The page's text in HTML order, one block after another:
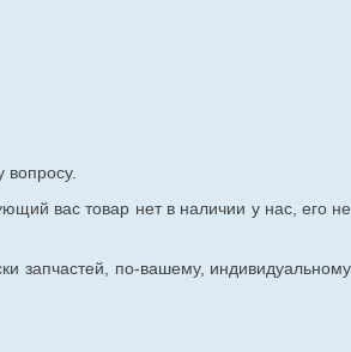
вас товар нет в наличии у нас, его не
запчастей, по-вашему, индивидуальному